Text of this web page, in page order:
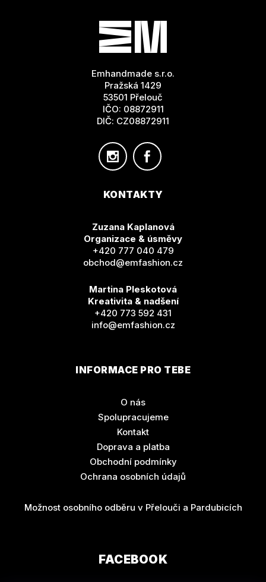
Emhandmade s.r.o.
Pražská 1429
53501 Přelouč
IČO: 08872911
DIČ: CZ08872911
KONTAKTY
Zuzana Kaplanová
Organizace & úsměvy
+420 777 040 479
obchod@emfashion.cz
Martina Pleskotová
Kreativita & nadšení
+420 773 592 431
info@emfashion.cz
INFORMACE PRO TEBE
O nás
Spolupracujeme
Kontakt
Doprava a platba
Obchodní podmínky
Ochrana osobních údajů
Možnost osobního odběru v Přelouči a Pardubicích
FACEBOOK